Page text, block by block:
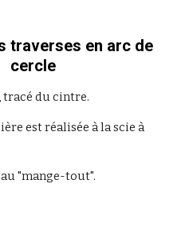
traverses en arc de
cercle
du cintre.
est réalisée à la scie à
"mange-tout".